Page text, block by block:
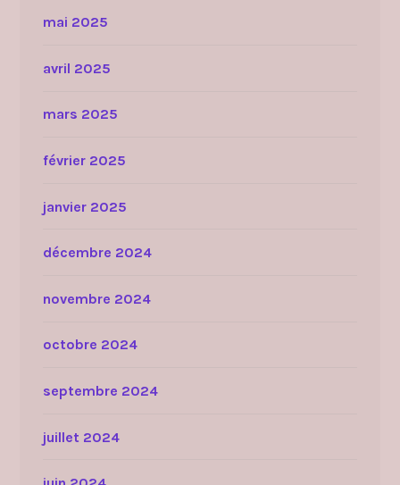
mai 2025
avril 2025
mars 2025
février 2025
janvier 2025
décembre 2024
novembre 2024
octobre 2024
septembre 2024
juillet 2024